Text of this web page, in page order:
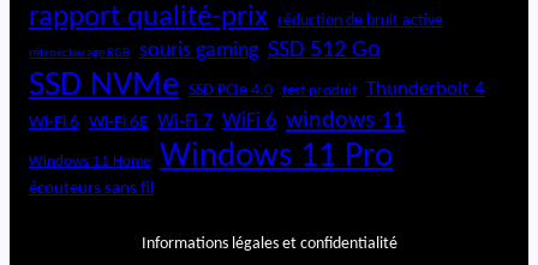
rapport qualité-prix réduction de bruit active
rétroéclairage RGB souris gaming SSD 512 Go
SSD NVMe SSD PCIe 4.0 test produit Thunderbolt 4
Wi-Fi 6 Wi-Fi 6E Wi-Fi 7 WiFi 6 windows 11
Windows 11 Home Windows 11 Pro
écouteurs sans fil
Informations légales et confidentialité